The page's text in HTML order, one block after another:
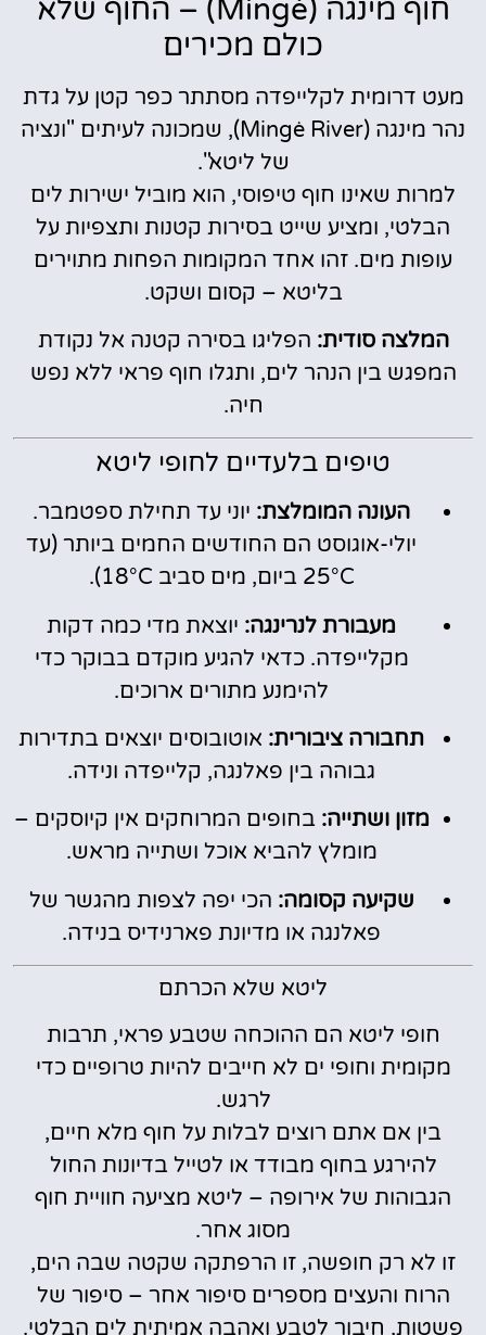
חוף מינגה (Mingė) – החוף שלא
כולם מכירים
מעט דרומית לקלייפדה מסתתר כפר קטן על גדת
נהר מינגה (Mingė River), שמכונה לעיתים "ונציה
של ליטא".
למרות שאינו חוף טיפוסי, הוא מוביל ישירות לים
הבלטי, ומציע שייט בסירות קטנות ותצפיות על
עופות מים. זהו אחד המקומות הפחות מתוירים
בליטא – קסום ושקט.
המלצה סודית: הפליגו בסירה קטנה אל נקודת
המפגש בין הנהר לים, ותגלו חוף פראי ללא נפש
חיה.
טיפים בלעדיים לחופי ליטא
העונה המומלצת: יוני עד תחילת ספטמבר.
יולי-אוגוסט הם החודשים החמים ביותר (עד
25°C ביום, מים סביב 18°C).
מעבורת לנרינגה: יוצאת מדי כמה דקות
מקלייפדה. כדאי להגיע מוקדם בבוקר כדי
להימנע מתורים ארוכים.
תחבורה ציבורית: אוטובוסים יוצאים בתדירות
גבוהה בין פאלנגה, קלייפדה ונידה.
מזון ושתייה: בחופים המרוחקים אין קיוסקים –
מומלץ להביא אוכל ושתייה מראש.
שקיעה קסומה: הכי יפה לצפות מהגשר של
פאלנגה או מדיונת פארנידיס בנידה.
ליטא שלא הכרתם
חופי ליטא הם ההוכחה שטבע פראי, תרבות
מקומית וחופי ים לא חייבים להיות טרופיים כדי
לרגש.
בין אם אתם רוצים לבלות על חוף מלא חיים,
להירגע בחוף מבודד או לטייל בדיונות החול
הגבוהות של אירופה – ליטא מציעה חוויית חוף
מסוג אחר.
זו לא רק חופשה, זו הרפתקה שקטה שבה הים,
הרוח והעצים מספרים סיפור אחר – סיפור של
פשטות, חיבור לטבע ואהבה אמיתית לים הבלטי.